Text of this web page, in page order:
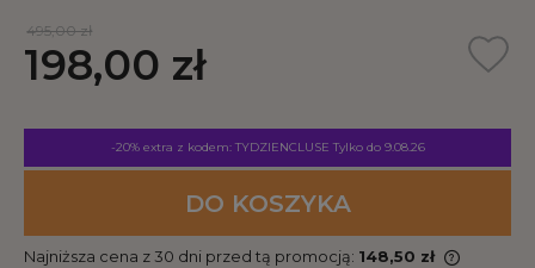
-20% extra z kodem: TYDZIENCLUSE Tylko do 9.08.26
495,00 zł
198,00 zł
DO KOSZYKA
Najniższa cena z 30 dni przed tą promocją: 148,50 zł